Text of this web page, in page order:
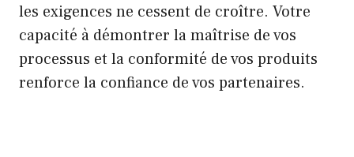
les exigences ne cessent de croître. Votre
capacité à démontrer la maîtrise de vos
processus et la conformité de vos produits
renforce la confiance de vos partenaires.